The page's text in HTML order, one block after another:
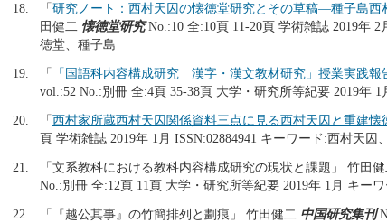
18.
「研究ノート：西村天囚の懐徳堂研究とその草稿―種子島
田健二 懐徳堂研究No.:10 全:10頁 11-20頁 学術雑誌 2019年
徳堂、種子島
19.
「 「国語科内容構成研究 漢字・漢文教材研究」授業実践報
vol.:52 No.:別冊 全:4頁 35-38頁 大学・研究所等紀要 2019年
20.
「西村家所蔵西村天囚関係資料三点に見る西村天囚と重建懐
頁 学術雑誌 2019年 1月 ISSN:02884941 キーワード:西村天囚
21.
「文系教科における教科内容構成研究の現状と課題」 竹田
No.:別冊 全:12頁 11頁 大学・研究所等紀要 2019年 1月 キー
22.
「『越公其事』の竹簡排列と劃痕」 竹田健二 中国研究集刊